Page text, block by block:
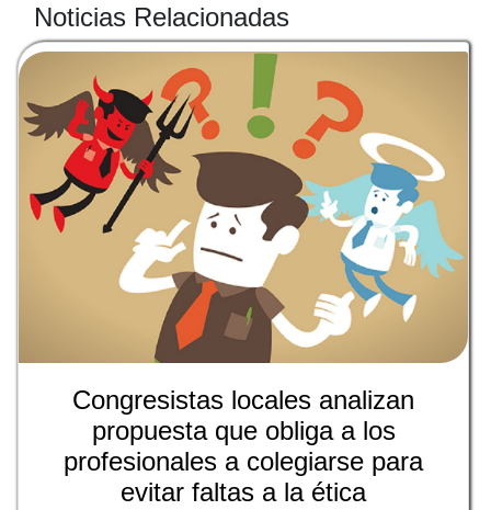
Noticias Relacionadas
Congresistas locales analizan
propuesta que obliga a los
profesionales a colegiarse para
evitar faltas a la ética